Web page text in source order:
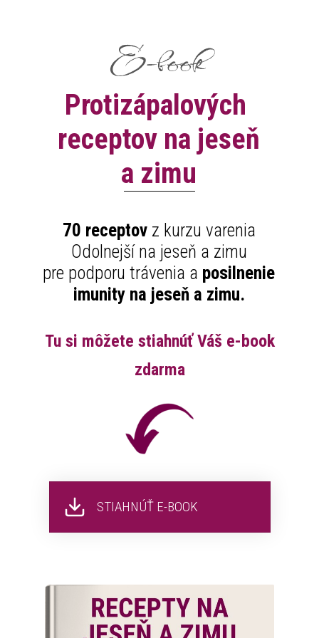
E-book
Protizápalových
receptov na jeseň
a zimu
70 receptov z kurzu varenia
Odolnejší na jeseň a zimu
pre podporu trávenia a posilnenie
imunity na jeseň a zimu.
Tu si môžete stiahnúť Váš e-book
zdarma
STIAHNÚŤ E-BOOK